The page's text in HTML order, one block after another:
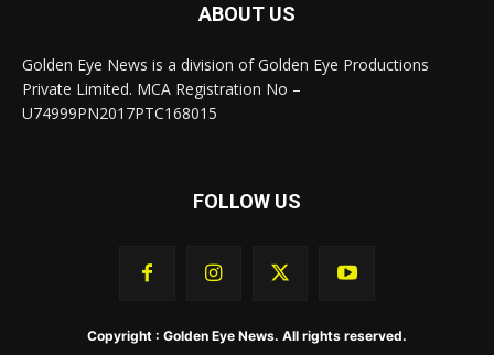
ABOUT US
Golden Eye News is a division of Golden Eye Productions
Private Limited. MCA Registration No –
U74999PN2017PTC168015
FOLLOW US
Copyright : Golden Eye News. All rights reserved.